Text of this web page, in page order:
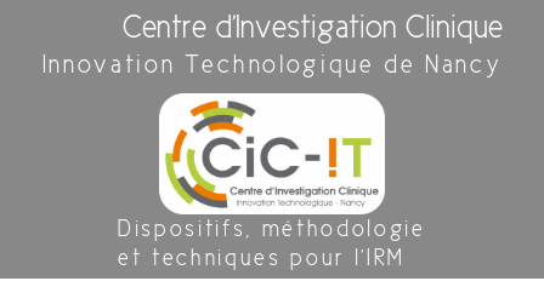
Centre d'Investigation Clinique
Innovation Technologique de Nancy
Dispositifs, méthodologie
et techniques pour l'IRM